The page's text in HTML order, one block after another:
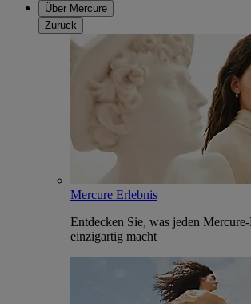
Über Mercure
Zurück
Mercure Erlebnis
Entdecken Sie, was jeden
einzigartig macht